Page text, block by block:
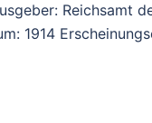
Reichsamt
1914